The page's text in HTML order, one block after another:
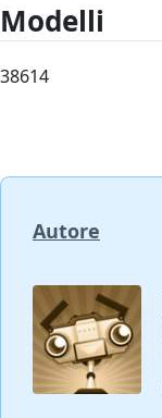
Modelli
38614
Autore